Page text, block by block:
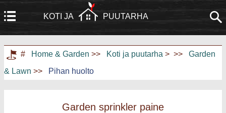
KOTI JA PUUTARHA
Koti Rakennus ja remontointi
Huonekalut
# Home & Garden >> Koti ja puutarha > >>
Garden
& Lawn >> Pihan huolto
Garden sprinkler paine